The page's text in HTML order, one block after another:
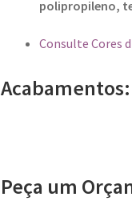
polipropileno,
Consulte Cores
Acabamentos:
Peça um